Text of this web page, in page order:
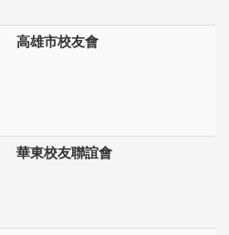
高雄市校友會
華東校友聯誼會